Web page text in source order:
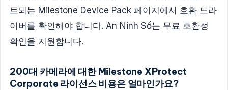
트되는 Milestone Device Pack 페이지에서 호환 드라
이버를 확인해야 합니다. An Ninh Số는 무료 호환성
확인을 지원합니다.
200대 카메라에 대한 Milestone XProtect
Corporate 라이선스 비용은 얼마인가요?